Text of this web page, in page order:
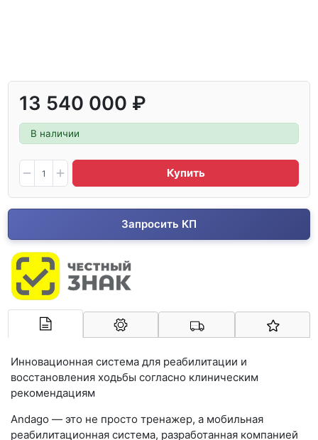
13 540 000 ₽
В наличии
Купить
Запросить КП
Арконт-Мед
Инновационная система для реабилитации и
восстановления ходьбы согласно клиническим
рекомендациям
Andago — это не просто тренажер, а мобильная
реабилитационная система, разработанная компанией